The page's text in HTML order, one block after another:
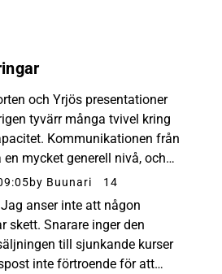
och Yrjös presentationer
tyvärr många tvivel kring
Kommunikationen från
en mycket generell nivå, och
siffrorna får man inte ut
Bilderna nedan väckte mer
by Buunari 14
anser inte att någon
skett. Snarare inger den
till sjunkande kurser
inte förtroende för att